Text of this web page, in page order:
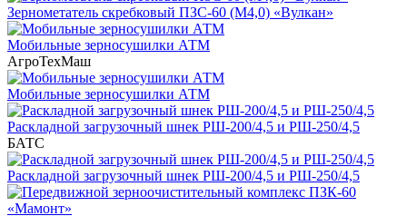
Зернометатель скребковый ПЗС-60 (М4,0) «Вулкан»
Мобильные зерносушилки АТМ
АгроТехМаш
Мобильные зерносушилки АТМ
Раскладной загрузочный шнек РШ-200/4,5 и РШ-250/4,5
БАТС
Раскладной загрузочный шнек РШ-200/4,5 и РШ-250/4,5